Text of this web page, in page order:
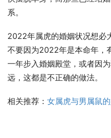
系。
2022年属虎的婚姻状况想必
不要因为2022年是本命年，
一年步入婚姻殿堂，或者因
远，这都是不正确的做法。
相关推荐： 女属虎与男属鼠